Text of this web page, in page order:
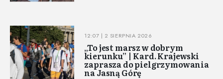
12:07 | 2 SIERPNIA 2026
„To jest marsz w dobrym
kierunku” | Kard. Krajewski
zaprasza do pielgrzymowania
na Jasną Górę